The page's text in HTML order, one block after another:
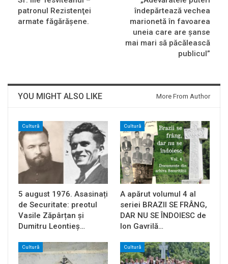
patronul Rezistenţei
armate făgărăşene.
îndepărtează vechea
marionetă în favoarea
uneia care are șanse
mai mari să păcălească
publicul”
YOU MIGHT ALSO LIKE More From Author
Cultură
5 august 1976. Asasinați
de Securitate: preotul
Vasile Zăpârțan și
Dumitru Leontieș…
Cultură
A apărut volumul 4 al
seriei BRAZII SE FRÂNG,
DAR NU SE ÎNDOIESC de
Ion Gavrilă…
Cultură Cultură